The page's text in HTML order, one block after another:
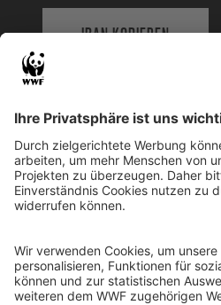
IBAN KOPIEREN
WWF Deutschland
Reinhardtstr. 18
10117 Berlin
Ihre Spende kann steuerlich
Registriert als Stiftung WWF